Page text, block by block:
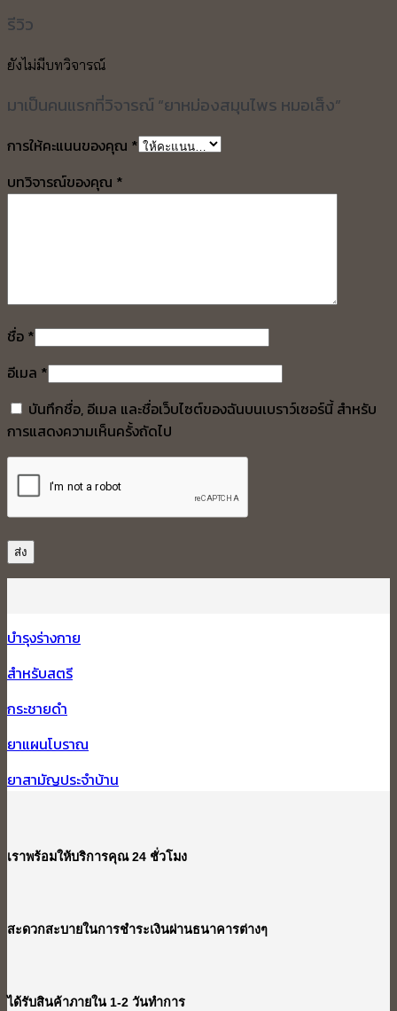
รีวิว
ยังไม่มีบทวิจารณ์
มาเป็นคนแรกที่วิจารณ์ “ยาหม่องสมุนไพร หมอเส็ง”
การให้คะแนนของคุณ *
บทวิจารณ์ของคุณ *
ชื่อ *
อีเมล *
บันทึกชื่อ, อีเมล และชื่อเว็บไซต์ของฉันบนเบราว์เซอร์นี้ สำหรับ
การแสดงความเห็นครั้งถัดไป
บำรุงร่างกาย
สำหรับสตรี
กระชายดำ
ยาแผนโบราณ
ยาสามัญประจำบ้าน
เราพร้อมให้บริการคุณ 24 ชั่วโมง
สะดวกสะบายในการชำระเงินผ่านธนาคารต่างๆ
ได้รับสินค้าภายใน 1-2 วันทำการ